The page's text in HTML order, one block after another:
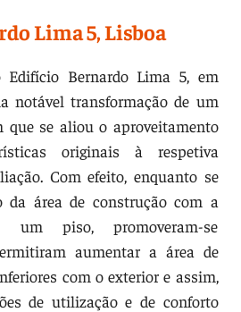
Lima 5, Lisboa
Edifício Bernardo Lima 5, em
notável transformação de um
que se aliou o aproveitamento
originais à respetiva
Com efeito, enquanto se
da área de construção com a
piso, promoveram-se
aumentar a área de
com o exterior e assim,
de utilização e de conforto